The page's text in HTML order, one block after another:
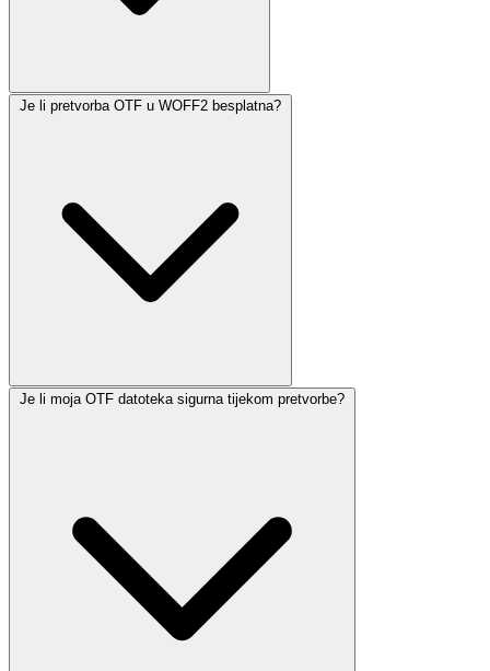
Je li pretvorba OTF u WOFF2 besplatna?
Je li moja OTF datoteka sigurna tijekom pretvorbe?